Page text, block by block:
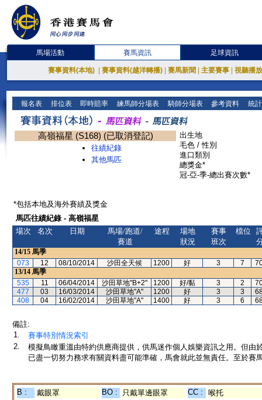
馬場活動 賽馬資訊 足球資訊
賽事資料(本地) 賽事資料(越洋轉播) 賽馬新聞 主要賽事 視聽播
報名表 排位表 即時賠率 練馬師分場表 騎師分場表 參考資料 統
高嶺福星 (S168) (已取消登記)
往績紀錄
其他馬匹
出生地
毛色 / 性別
進口類別
總獎金*
冠-亞-季-總出賽次數*
*包括本地及海外賽績及獎金
馬匹往績紀錄 - 高嶺福星
場次
名次 日期
馬場/跑道/
賽道
途程
場地
狀況
賽事
班次
檔位
14/15 馬季
073
12 08/10/2014 沙田全天候 1200 好 3 7
13/14 馬季
535
11 06/04/2014 沙田草地"B+2" 1200 好/黏 3 2
477
03 16/03/2014 沙田草地"A" 1200 好 3 3
408
04 16/02/2014 沙田草地"A" 1400 好 3 6
備註:
1.
賽事特別情況索引
2.
模擬鳥瞰重溫由特約供應商提供，供馬迷作個人娛樂資訊之用。但
已盡一切努力務求有關資料盡可能準確，馬會就此並無責任。至於賽
B : 戴眼罩 BO : 只戴單邊眼罩 CC :
喉托